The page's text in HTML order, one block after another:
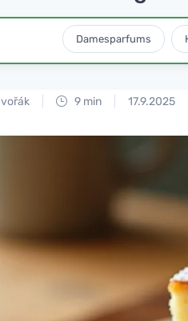
Damesparfums
9 min 17.9.2025